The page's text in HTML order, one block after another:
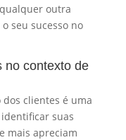
outra
seu sucesso no
no contexto de
dos clientes é uma
suas
mais apreciam